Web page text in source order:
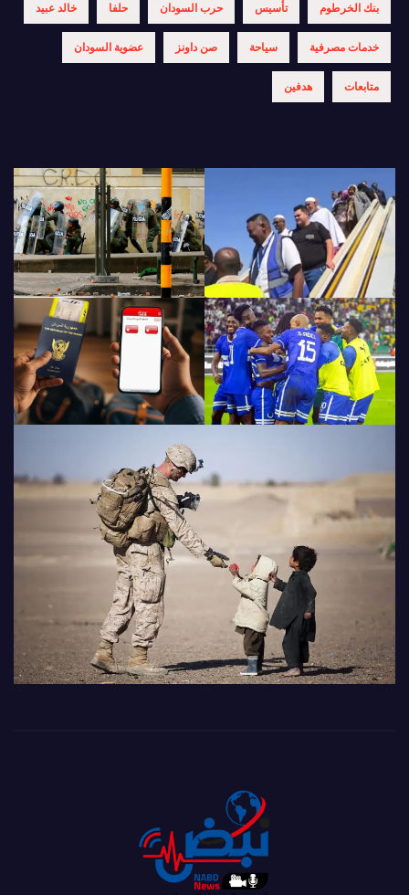
بنك الخرطوم تأسيس حرب السودان حلفا خالد عبيد
خدمات مصرفية سياحة صن داونز عضوية السودان
متابعات هدفين